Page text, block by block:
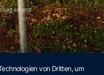
von Dritten, um